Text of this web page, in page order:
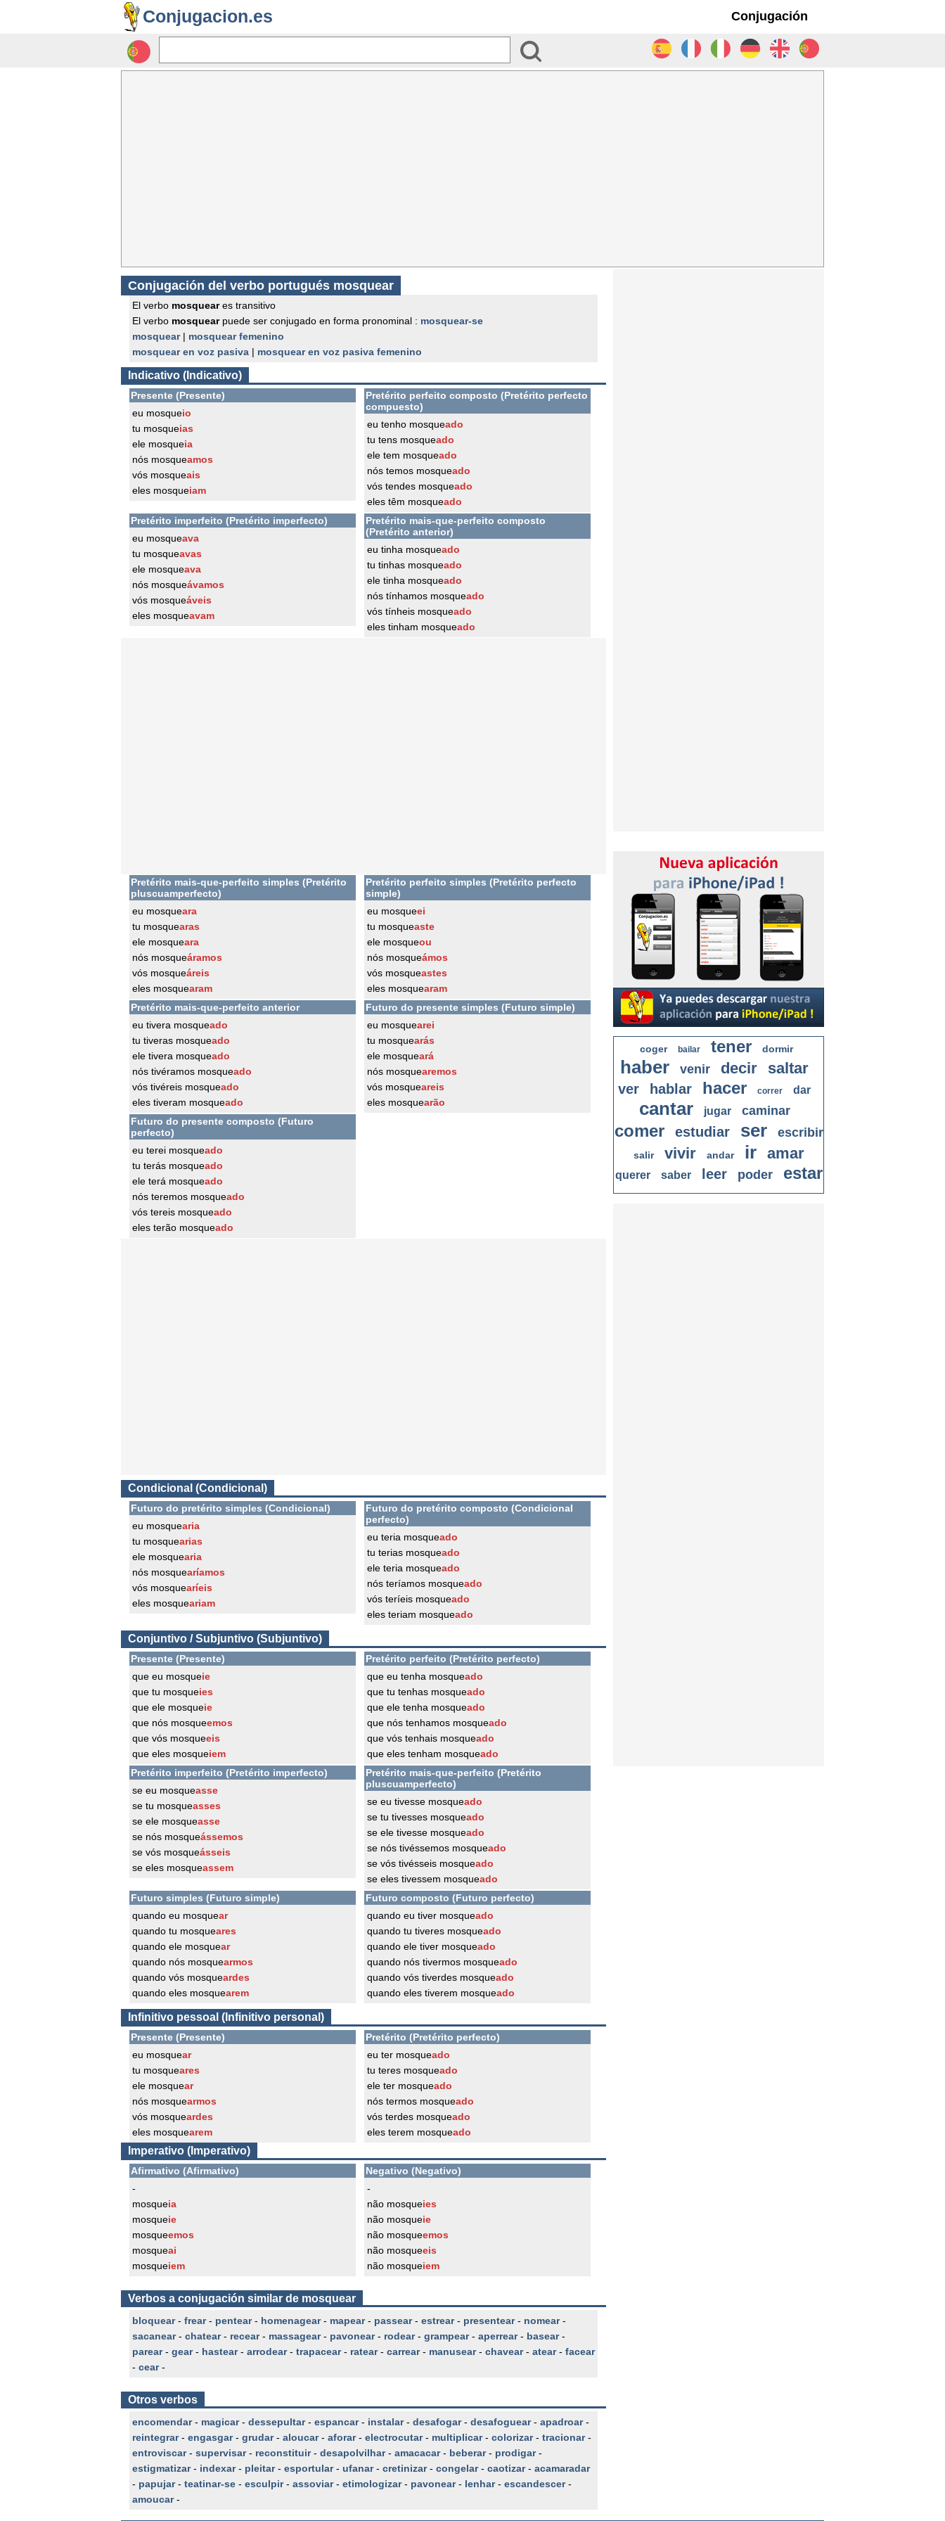
Conjugacion.es Conjugación
Conjugación del verbo portugués mosquear
El verbo mosqueares transitivo
El verbo mosquearpuede ser conjugado en forma pronominal : mosquear-se
mosquear| mosquear femenino
mosquear en voz pasiva | mosquear en voz pasiva femenino
Indicativo (Indicativo)
Presente (Presente)
eu mosqueio
tu mosqueias
ele mosqueia
nós mosqueamos
vós mosqueais
eles mosqueiam
Pretérito perfeito composto (Pretérito perfecto
compuesto)
eu tenho mosqueado
tu tens mosqueado
ele tem mosqueado
nós temos mosqueado
vós tendes mosqueado
eles têm mosqueado
Pretérito imperfeito (Pretérito imperfecto)
eu mosqueava
tu mosqueavas
ele mosqueava
nós mosqueávamos
vós mosqueáveis
eles mosqueavam
Pretérito mais-que-perfeito composto
(Pretérito anterior)
eu tinha mosqueado
tu tinhas mosqueado
ele tinha mosqueado
nós tínhamos mosqueado
vós tínheis mosqueado
eles tinham mosqueado
Pretérito mais-que-perfeito simples (Pretérito
pluscuamperfecto)
eu mosqueara
tu mosquearas
ele mosqueara
nós mosqueáramos
vós mosqueáreis
eles mosquearam
Pretérito perfeito simples (Pretérito perfecto
simple)
eu mosqueei
tu mosqueaste
ele mosqueou
nós mosqueámos
vós mosqueastes
eles mosquearam
Pretérito mais-que-perfeito anterior
eu tivera mosqueado
tu tiveras mosqueado
ele tivera mosqueado
nós tivéramos mosqueado
vós tivéreis mosqueado
eles tiveram mosqueado
Futuro do presente simples (Futuro simple)
eu mosquearei
tu mosquearás
ele mosqueará
nós mosquearemos
vós mosqueareis
eles mosquearão
Futuro do presente composto (Futuro
perfecto)
eu terei mosqueado
tu terás mosqueado
ele terá mosqueado
nós teremos mosqueado
vós tereis mosqueado
eles terão mosqueado
Condicional (Condicional)
Futuro do pretérito simples (Condicional)
eu mosquearia
tu mosquearias
ele mosquearia
nós mosquearíamos
vós mosquearíeis
eles mosqueariam
Futuro do pretérito composto (Condicional
perfecto)
eu teria mosqueado
tu terias mosqueado
ele teria mosqueado
nós teríamos mosqueado
vós teríeis mosqueado
eles teriam mosqueado
Conjuntivo / Subjuntivo (Subjuntivo)
Presente (Presente)
que eu mosqueie
que tu mosqueies
que ele mosqueie
que nós mosqueemos
que vós mosqueeis
que eles mosqueiem
Pretérito perfeito (Pretérito perfecto)
que eu tenha mosqueado
que tu tenhas mosqueado
que ele tenha mosqueado
que nós tenhamos mosqueado
que vós tenhais mosqueado
que eles tenham mosqueado
Pretérito imperfeito (Pretérito imperfecto)
se eu mosqueasse
se tu mosqueasses
se ele mosqueasse
se nós mosqueássemos
se vós mosqueásseis
se eles mosqueassem
Pretérito mais-que-perfeito (Pretérito
pluscuamperfecto)
se eu tivesse mosqueado
se tu tivesses mosqueado
se ele tivesse mosqueado
se nós tivéssemos mosqueado
se vós tivésseis mosqueado
se eles tivessem mosqueado
Futuro simples (Futuro simple)
quando eu mosquear
quando tu mosqueares
quando ele mosquear
quando nós mosquearmos
quando vós mosqueardes
quando eles mosquearem
Futuro composto (Futuro perfecto)
quando eu tiver mosqueado
quando tu tiveres mosqueado
quando ele tiver mosqueado
quando nós tivermos mosqueado
quando vós tiverdes mosqueado
quando eles tiverem mosqueado
Infinitivo pessoal (Infinitivo personal)
Presente (Presente)
eu mosquear
tu mosqueares
ele mosquear
nós mosquearmos
vós mosqueardes
eles mosquearem
Pretérito (Pretérito perfecto)
eu ter mosqueado
tu teres mosqueado
ele ter mosqueado
nós termos mosqueado
vós terdes mosqueado
eles terem mosqueado
Imperativo (Imperativo)
Afirmativo (Afirmativo)
-
mosqueia
mosqueie
mosqueemos
mosqueai
mosqueiem
Negativo (Negativo)
-
não mosqueies
não mosqueie
não mosqueemos
não mosqueeis
não mosqueiem
Verbos a conjugación similar de mosquear
bloquear- frear- pentear- homenagear- mapear- passear- estrear- presentear- nomear-
sacanear- chatear- recear- massagear- pavonear- rodear- grampear- aperrear- basear-
parear- gear- hastear- arrodear- trapacear- ratear- carrear- manusear- chavear- atear- facear
- cear-
Otros verbos
encomendar- magicar- dessepultar- espancar- instalar- desafogar- desafoguear- apadroar-
reintegrar- engasgar- grudar- aloucar- aforar- electrocutar- multiplicar- colorizar- tracionar-
entroviscar- supervisar- reconstituir- desapolvilhar- amacacar- beberar- prodigar-
estigmatizar- indexar- pleitar- esportular- ufanar- cretinizar- congelar- caotizar- acamaradar
- papujar- teatinar-se - esculpir- assoviar- etimologizar- pavonear- lenhar- escandescer-
amoucar-
coger bailar tener dormir
haber venir decir saltar
ver hablar hacer correr dar
cantar jugar caminar
comer estudiar ser escribir
salir vivir andar ir amar
querer saber leer poder estar